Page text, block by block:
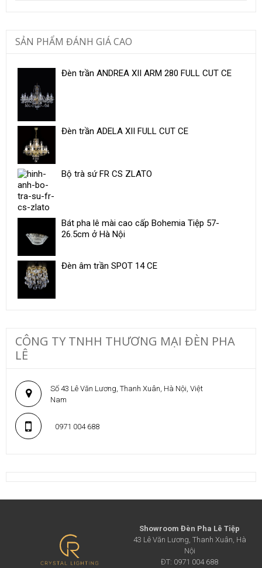
SẢN PHẨM ĐÁNH GIÁ CAO
Đèn trần ANDREA XII ARM 280 FULL CUT CE
Đèn trần ADELA XII FULL CUT CE
Bộ trà sứ ​FR CS ZLATO
Bát pha lê mài cao cấp Bohemia Tiệp 57-
26.5cm ở Hà Nội
Đèn âm trần SPOT 14 CE
CÔNG TY TNHH THƯƠNG MẠI ĐÈN PHA
LÊ
Số 43 Lê Văn Lương, Thanh Xuân, Hà Nội, Việt
Nam
0971 004 688
Showroom Đèn Pha Lê Tiệp
43 Lê Văn Lương, Thanh Xuân, Hà
Nội
ĐT: 0971 004 688